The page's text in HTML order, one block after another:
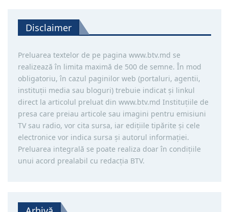
Disclaimer
Preluarea textelor de pe pagina www.btv.md se
realizează în limita maximă de 500 de semne. În mod
obligatoriu, în cazul paginilor web (portaluri, agentii,
instituţii media sau bloguri) trebuie indicat şi linkul
direct la articolul preluat din www.btv.md Instituţiile de
presa care preiau articole sau imagini pentru emisiuni
TV sau radio, vor cita sursa, iar ediţiile tipărite și cele
electronice vor indica sursa şi autorul informaţiei.
Preluarea integrală se poate realiza doar în condiţiile
unui acord prealabil cu redacţia BTV.